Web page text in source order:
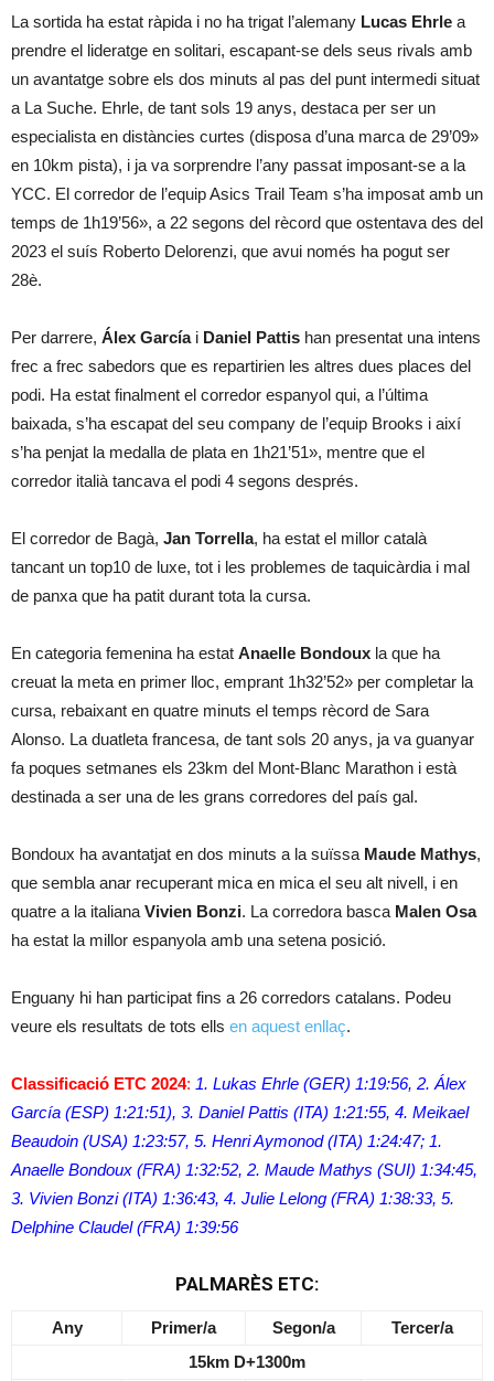
La sortida ha estat ràpida i no ha trigat l’alemany Lucas Ehrle a
prendre el lideratge en solitari, escapant-se dels seus rivals amb
un avantatge sobre els dos minuts al pas del punt intermedi situat
a La Suche. Ehrle, de tant sols 19 anys, destaca per ser un
especialista en distàncies curtes (disposa d’una marca de 29’09»
en 10km pista), i ja va sorprendre l’any passat imposant-se a la
YCC. El corredor de l’equip Asics Trail Team s’ha imposat amb un
temps de 1h19’56», a 22 segons del rècord que ostentava des del
2023 el suís Roberto Delorenzi, que avui només ha pogut ser
28è.
Per darrere, Álex Garcíai Daniel Pattis han presentat una intens
frec a frec sabedors que es repartirien les altres dues places del
podi. Ha estat finalment el corredor espanyol qui, a l’última
baixada, s’ha escapat del seu company de l’equip Brooks i així
s’ha penjat la medalla de plata en 1h21’51», mentre que el
corredor italià tancava el podi 4 segons després.
El corredor de Bagà, Jan Torrella, ha estat el millor català
tancant un top10 de luxe, tot i les problemes de taquicàrdia i mal
de panxa que ha patit durant tota la cursa.
En categoria femenina ha estat Anaelle Bondoux la que ha
creuat la meta en primer lloc, emprant 1h32’52» per completar la
cursa, rebaixant en quatre minuts el temps rècord de Sara
Alonso. La duatleta francesa, de tant sols 20 anys, ja va guanyar
fa poques setmanes els 23km del Mont-Blanc Marathon i està
destinada a ser una de les grans corredores del país gal.
Bondoux ha avantatjat en dos minuts a la suïssa Maude Mathys,
que sembla anar recuperant mica en mica el seu alt nivell, i en
quatre a la italianaVivien Bonzi. La corredora basca Malen Osa
ha estat la millor espanyola amb una setena posició.
Enguany hi han participat fins a 26 corredors catalans. Podeu
veure els resultats de tots ells en aquest enllaç.
Classificació ETC 2024: 1. Lukas Ehrle (GER) 1:19:56, 2. Álex
García (ESP) 1:21:51), 3. Daniel Pattis (ITA) 1:21:55, 4. Meikael
Beaudoin (USA) 1:23:57, 5. Henri Aymonod (ITA) 1:24:47; 1.
Anaelle Bondoux (FRA) 1:32:52, 2. Maude Mathys (SUI) 1:34:45,
3. Vivien Bonzi (ITA) 1:36:43, 4. Julie Lelong (FRA) 1:38:33, 5.
Delphine Claudel (FRA) 1:39:56
PALMARÈS ETC:
Any Primer/a Segon/a
Tercer/a
15km D+1300m